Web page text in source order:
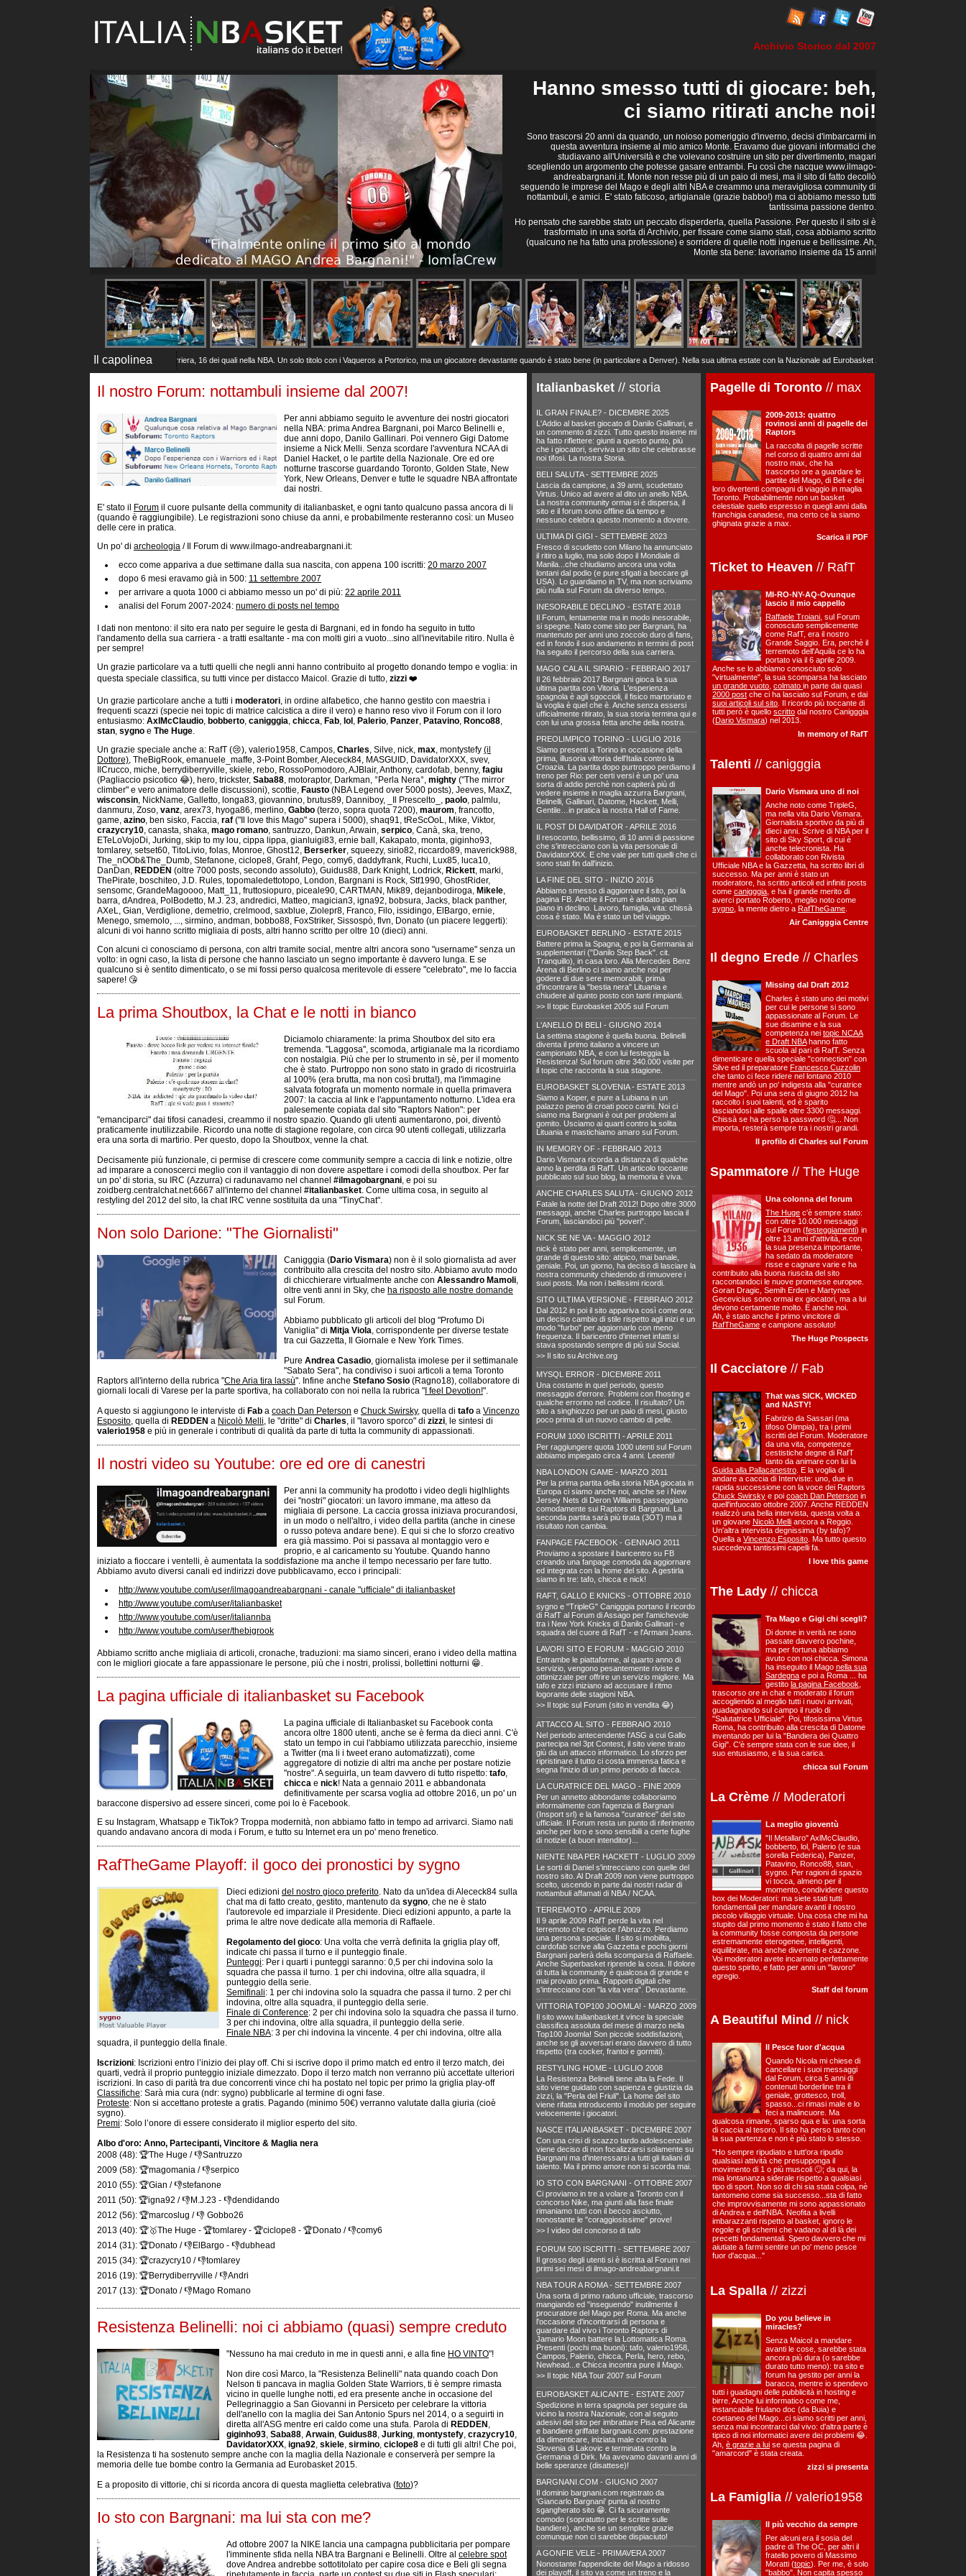
Archivio Storico dal 2007
Hanno smesso tutti di giocare: beh,
ci siamo ritirati anche noi!
Sono trascorsi 20 anni da quando, un noioso pomeriggio d'inverno, decisi d'imbarcarmi in
questa avventura insieme al mio amico Monte. Eravamo due giovani informatici che
studiavano all'Università e che volevano costruire un sito per divertimento, magari
scegliendo un argomento che potesse gasare entrambi. Fu così che nacque www.ilmago-
andreabargnani.it. Monte non resse più di un paio di mesi, ma il sito di fatto decollò
seguendo le imprese del Mago e degli altri NBA e creammo una meravigliosa community di
nottambuli, e amici. E' stato faticoso, artigianale (grazie babbo!) ma ci abbiamo messo tutti
tantissima passione dentro.
Ho pensato che sarebbe stato un peccato disperderla, quella Passione. Per questo il sito si è
trasformato in una sorta di Archivio, per fissare come siamo stati, cosa abbiamo scritto
(qualcuno ne ha fatto una professione) e sorridere di quelle notti ingenue e bellissime. Ah,
Monte sta bene: lavoriamo insieme da 15 anni!
Il capolinea
20 anni di carriera, 16 dei quali nella NBA. Un solo titolo con i Vaqueros a Portorico, ma un giocatore devastante quando è stato bene (in particolare a Denver). Nella sua ultima estate con la Nazionale ad Eurobasket 2025, a 37 anni ha dato tutto
Il nostro Forum: nottambuli insieme dal 2007!
Per anni abbiamo seguito le avventure dei nostri giocatori
nella NBA: prima Andrea Bargnani, poi Marco Belinelli e,
due anni dopo, Danilo Gallinari. Poi vennero Gigi Datome
insieme a Nick Melli. Senza scordare l'avventura NCAA di
Daniel Hacket, o le partite della Nazionale. Ore ed ore
notturne trascorse guardando Toronto, Golden State, New
York, New Orleans, Denver e tutte le squadre NBA affrontate
dai nostri.
E' stato il
Forum il cuore pulsante della community di italianbasket, e ogni tanto qualcuno passa ancora di li
(quando è raggiungibile). Le registrazioni sono chiuse da anni, e probabilmente resteranno così: un Museo
delle cere in pratica.
Un po' di archeologia / Il Forum di www.ilmago-andreabargnani.it:
ecco come appariva a due settimane dalla sua nascita, con appena 100 iscritti: 20 marzo 2007
dopo 6 mesi eravamo già in 500: 11 settembre 2007
per arrivare a quota 1000 ci abbiamo messo un po' di più: 22 aprile 2011
analisi del Forum 2007-2024: numero di posts nel tempo
I dati non mentono: il sito era nato per seguire le gesta di Bargnani, ed in fondo ha seguito in tutto
l'andamento della sua carriera - a tratti esaltante - ma con molti giri a vuoto...sino all'inevitabile ritiro. Nulla è
per sempre!
Un grazie particolare va a tutti quelli che negli anni hanno contribuito al progetto donando tempo e voglia: in
questa speciale classifica, su tutti vince per distacco Maicol. Grazie di tutto, zizzi ❤️
Un grazie particolare anche a tutti i moderatori, in ordine alfabetico, che hanno gestito con maestria i
frequenti scazzi (specie nei topic di matrice calcistica a dire il vero) e hanno reso vivo il Forum con il loro
entusiasmo: AxlMcClaudio, bobberto, canigggia, chicca, Fab, lol , Palerio, Panzer, Patavino, Ronco88,
stan, sygno e The Huge.
Un grazie speciale anche a: RafT (😢), valerio1958, Campos, Charles, Silve, nick, max, montystefy (il
Dottore), TheBigRook, emanuele_maffe, 3-Point Bomber, Alececk84, MASGUID, DavidatorXXX, svev,
IlCrucco, miche, berrydiberryville, skiele, rebo, RossoPomodoro, AJBlair, Anthony, cardofab, benny, fagiu
(Pagliaccio psicotico 😂), hero, trickster, Saba88, motoraptor, Darkman, °Perla Nera°, mighty ("The mirror
climber" e vero animatore delle discussioni), scottie, Fausto (NBA Legend over 5000 posts), Jeeves, MaxZ,
wisconsin, NickName, Galletto, longa83, giovannino, brutus89, Danniboy, _Il Prescelto_, paolo, palmlu,
danmuru, Zoso, vanz, arex73, hyoga86, merlino, Gabbo (terzo, sopra quota 7200), maurom, francotto,
game, azino, ben sisko, Faccia, raf ("Il love this Mago" supera i 5000), shaq91, tReScOoL, Mike, Viktor,
crazycry10, canasta, shaka, mago romano, santruzzo, Dankun, Arwain, serpico, Canà, ska, treno,
ETeLoVojoDi, Jurking, skip to my lou, cippa lippa, gianluigi83, ernie ball, Kakapato, monta, giginho93,
tomlarey, setset60, TitoLivio, folas, Monroe, Ghost12, Berserker, squeezy, sirio82, riccardo89, maverick988,
The_nOOb&The_Dumb, Stefanone, ciclope8, Grahf, Pego, comy6, daddyfrank, Ruchi, Lux85, luca10,
DanDan, REDDEN (oltre 7000 posts, secondo assoluto), Guidus88, Dark Knight, Lodrick, Rickett, marki,
ThePirate, boschiteo, J.D. Rules, topomaledettotopo, London, Bargnani is Rock, Stf1990, GhostRider,
sensomc, GrandeMagoooo, Matt_11, fruttosiopuro, piceale90, CARTMAN, Mik89, dejanbodiroga, Mikele,
barra, dAndrea, PolBodetto, M.J. 23, andredici, Matteo, magician3, igna92, bobsura, Jacks, black panther,
AXeL, Gian, Verdiglione, demetrio, crelmood, saxblue, Ziolepr8, Franco, Filo, issidingo, ElBargo, ernie,
Menego, smemolo, ..., sirmino, andman, bobbo88, FoxStriker, Sissospò, flvn, Donato (un piacere leggerti):
alcuni di voi hanno scritto migliaia di posts, altri hanno scritto per oltre 10 (dieci) anni.
Con alcuni ci conosciamo di persona, con altri tramite social, mentre altri ancora sono "username" senza un
volto: in ogni caso, la lista di persone che hanno lasciato un segno importante è davvero lunga. E se
qualcuno si è sentito dimenticato, o se mi fossi perso qualcosa meritevole di essere "celebrato", me lo faccia
sapere! 😘
La prima Shoutbox, la Chat e le notti in bianco
Diciamolo chiaramente: la prima Shoutbox del sito era
tremenda. "Laggosa", scomoda, artigianale ma la ricordiamo
con nostalgia. Più che per lo strumento in sè, per il momento
che è stato. Purtroppo non sono stato in grado di ricostruirla
al 100% (era brutta, ma non così brutta!), ma l'immagine
salvata fotografa un momento normale in quella primavera
2007: la caccia al link e l'appuntamento notturno. L'idea era
palesemente copiata dal sito "Raptors Nation": per
"emanciparci" dai tifosi canadesi, creammo il nostro spazio. Quando gli utenti aumentarono, poi, diventò
praticamente inutilizzabile. Ricordo una notte di stagione regolare, con circa 90 utenti collegati, utilizzarla
era una sorta di martirio. Per questo, dopo la Shoutbox, venne la chat.
Decisamente più funzionale, ci permise di crescere come community sempre a caccia di link e notizie, oltre
ad imparare a conoscerci meglio con il vantaggio di non dovere aspettare i comodi della shoutbox. Per far
un po' di storia, su IRC (Azzurra) ci radunavamo nel channel #ilmagobargnani, e poi su
zoidberg.centralchat.net:6667 all'interno del channel #italianbasket. Come ultima cosa, in seguito al
restyling del 2012 del sito, la chat IRC venne sostituita da una "TinyChat".
Non solo Darione: "The Giornalisti"
Canigggia (Dario Vismara) non è il solo giornalista ad aver
contribuito alla crescita del nostro sito. Abbiamo avuto modo
di chicchierare virtualmente anche con Alessandro Mamoli,
oltre venti anni in Sky, che ha risposto alle nostre domande
sul Forum.
Abbiamo pubblicato gli articoli del blog "Profumo Di
Vaniglia" di Mitja Viola, corrispondente per diverse testate
tra cui Gazzetta, Il Giornale e New York Times.
Pure Andrea Casadio, giornalista imolese per il settimanale
"Sabato Sera", ha condiviso i suoi articoli a tema Toronto
Raptors all'interno della rubrica "Che Aria tira lassù". Infine anche Stefano Sosio (Ragno18), collaboratore di
giornali locali di Varese per la parte sportiva, ha collaborato con noi nella la rubrica " I feel Devotion!".
A questo si aggiungono le interviste di Fab a coach Dan Peterson e Chuck Swirsky, quella di tafo a Vincenzo
Esposito, quella di REDDEN a Nicolò Melli, le "dritte" di Charles, il "lavoro sporco" di zizzi, le sintesi di
valerio1958 e più in generale i contributi di qualità da parte di tutta la community di appassionati.
Il nostri video su Youtube: ore ed ore di canestri
Per anni la community ha prodotto i video degli higlhlights
dei "nostri" giocatori: un lavoro immane, ma atteso da
migliaia di persone. La caccia grossa iniziava procurandosi,
in un modo o nell'altro, i video della partita (anche in cinese
o russo poteva andare bene). E qui si che lo sforzo creativo
era già massimo. Poi si passava al montaggio vero e
proprio, e al caricamento su Youtube. Quando hanno
iniziato a fioccare i ventelli, è aumentata la soddisfazione ma anche il tempo necessario per fare tutto.
Abbiamo avuto diversi canali ed indirizzi dove pubblicavamo, ecco i principali:
http://www.youtube.com/user/ilmagoandreabargnani - canale "ufficiale" di italianbasket
http://www.youtube.com/user/italianbasket
http://www.youtube.com/user/italiannba
http://www.youtube.com/user/thebigrook
Abbiamo scritto anche migliaia di articoli, cronache, traduzioni: ma siamo sinceri, erano i video della mattina
con le migliori giocate a fare appassionare le persone, più che i nostri, prolissi, bollettini notturni 😁.
La pagina ufficiale di italianbasket su Facebook
La pagina ufficiale di Italianbasket su Facebook conta
ancora oltre 1800 utenti, anche se è ferma da dieci anni. C'è
stato un tempo in cui l'abbiamo utilizzata parecchio, insieme
a Twitter (ma li i tweet erano automatizzati), come
aggregatore di notizie di altri ma anche per postare notizie
"nostre". A seguirla, un team davvero di tutto rispetto: tafo,
chicca e nick! Nata a gennaio 2011 e abbandonata
definitivamente per scarsa voglia ad ottobre 2016, un po' un
baraccone dispersivo ad essere sinceri, come poi lo è Facebook.
E su Instagram, Whatsapp e TikTok? Troppa modernità, non abbiamo fatto in tempo ad arrivarci. Siamo nati
quando andavano ancora di moda i Forum, e tutto su Internet era un po' meno frenetico.
RafTheGame Playoff: il goco dei pronostici by sygno
Dieci edizioni del nostro gioco preferito. Nato da un'idea di Alececk84 sulla
chat ma di fatto creato, gestito, mantenuto da sygno, che ne è stato
l'autorevole ed imparziale il Presidente. Dieci edizioni appunto, a parte la
prima le altre nove dedicate alla memoria di Raffaele.
Regolamento del gioco: Una volta che verrà definita la griglia play off,
indicate chi passa il turno e il punteggio finale.
Punteggi: Per i quarti i punteggi saranno: 0,5 per chi indovina solo la
squadra che passa il turno. 1 per chi indovina, oltre alla squadra, il
punteggio della serie.
Semifinali: 1 per chi indovina solo la squadra che passa il turno. 2 per chi
indovina, oltre alla squadra, il punteggio della serie.
Finale di Conference: 2 per chi indovina solo la squadra che passa il turno.
3 per chi indovina, oltre alla squadra, il punteggio della serie.
Finale NBA: 3 per chi indovina la vincente. 4 per chi indovina, oltre alla
squadra, il punteggio della finale.
Iscrizioni: Iscrizioni entro l’inizio dei play off. Chi si iscrive dopo il primo match ed entro il terzo match, dei
quarti, vedrà il proprio punteggio iniziale dimezzato. Dopo il terzo match non verranno più accettate ulteriori
iscrizioni. In caso di parità tra due concorrenti vince chi ha postato nel topic per primo la griglia play-off
Classifiche: Sarà mia cura (ndr: sygno) pubblicarle al termine di ogni fase.
Proteste: Non si accettano proteste a gratis. Pagando (minimo 50€) verranno valutate dalla giuria (cioè
sygno).
Premi: Solo l’onore di essere considerato il miglior esperto del sito.
Albo d'oro: Anno, Partecipanti, Vincitore & Maglia nera
2008 (48): 🏆The Huge / 👎Santruzzo
2009 (58): 🏆magomania / 👎serpico
2010 (55): 🏆Gian / 👎stefanone
2011 (50): 🏆igna92 / 👎M.J.23 - 👎dendidando
2012 (56): 🏆marcoslug / 👎 Gobbo26
2013 (40): 🏆🥇The Huge - 🏆tomlarey - 🏆ciclope8 - 🏆Donato / 👎comy6
2014 (31): 🏆Donato / 👎ElBargo - 👎dubhead
2015 (34): 🏆crazycry10 / 👎tomlarey
2016 (19): 🏆Berrydiberryville / 👎Andri
2017 (13): 🏆Donato / 👎Mago Romano
Resistenza Belinelli: noi ci abbiamo (quasi) sempre creduto
"Nessuno ha mai creduto in me in questi anni, e alla fine HO VINTO"!
Non dire così Marco, la "Resistenza Belinelli" nata quando coach Don
Nelson ti pancava in maglia Golden State Warriors, ti è sempre rimasta
vicino in quelle lunghe notti, ed era presente anche in occasione del
Pellegrinaggio a San Giovanni in Persiceto per celebrare la vittoria
dell'anello con la maglia dei San Antonio Spurs nel 2014, o a seguirti in
diretta all'ASG mentre eri caldo come una stufa. Parola di REDDEN ,
giginho93, Saba88, Arwain, Guidus88, Jurking, montystefy, crazycry10,
DavidatorXXX, igna92, skiele, sirmino, ciclope8 e di tutti gli altri! Che poi,
la Resistenza ti ha sostenuto sempre anche con la maglia della Nazionale e conserverà per sempre la
memoria delle tue bombe contro la Germania ad Eurobasket 2015.
E a proposito di vittorie, chi si ricorda ancora di questa maglietta celebrativa (foto)?
Io sto con Bargnani: ma lui sta con me?
Ad ottobre 2007 la NIKE lancia una campagna pubblicitaria per pompare
l'imminente sfida nella NBA tra Bargnani e Belinelli. Oltre al celebre spot
dove Andrea andrebbe sottotitolato per capire cosa dice e Beli gli segna
Italianbasket // storia
IL GRAN FINALE? - DICEMBRE 2025
L'Addio al basket giocato di Danilo Gallinari, e
un commento di zizzi. Tutto questo insieme mi
ha fatto riflettere: giunti a questo punto, più
che i giocatori, serviva un sito che celebrasse
noi tifosi. La nostra Storia.
BELI SALUTA - SETTEMBRE 2025
Lascia da campione, a 39 anni, scudettato
Virtus. Unico ad avere al dito un anello NBA.
La nostra community ormai si è dispersa, il
sito e il forum sono offline da tempo e
nessuno celebra questo momento a dovere.
ULTIMA DI GIGI - SETTEMBRE 2023
Fresco di scudetto con Milano ha annunciato
il ritiro a luglio, ma solo dopo il Mondiale di
Manila...che chiudiamo ancora una volta
lontani dal podio (e pure sfigati a beccare gli
USA). Lo guardiamo in TV, ma non scriviamo
più nulla sul Forum da diverso tempo.
INESORABILE DECLINO - ESTATE 2018
Il Forum, lentamente ma in modo inesorabile,
si spegne. Nato come sito per Bargnani, ha
mantenuto per anni uno zoccolo duro di fans,
ed in fondo il suo andamento in termini di post
ha seguito il percorso della sua carriera.
MAGO CALA IL SIPARIO - FEBBRAIO 2017
Il 26 febbraio 2017 Bargnani gioca la sua
ultima partita con Vitoria. L'esperienza
spagnola è agli sgoccioli, il fisico martoriato e
la voglia è quel che è. Anche senza essersi
ufficialmente ritirato, la sua storia termina qui e
con lui una grossa fetta anche della nostra.
PREOLIMPICO TORINO - LUGLIO 2016
Siamo presenti a Torino in occasione della
prima, illusoria vittoria dell'Italia contro la
Croazia. La partita dopo purtroppo perdiamo il
treno per Rio: per certi versi è un po' una
sorta di addio perchè non capiterà più di
vedere insieme in maglia azzurra Bargnani,
Belinelli, Gallinari, Datome, Hackett, Melli,
Gentile…in pratica la nostra Hall of Fame.
IL POST DI DAVIDATOR - APRILE 2016
Il resoconto, bellissimo, di 10 anni di passione
che s'intrecciano con la vita personale di
DavidatorXXX. E che vale per tutti quelli che ci
sono stati fin dall'inizio.
LA FINE DEL SITO - INIZIO 2016
Abbiamo smesso di aggiornare il sito, poi la
pagina FB. Anche il Forum è andato pian
piano in declino. Lavoro, famiglia, vita: chissà
cosa è stato. Ma è stato un bel viaggio.
EUROBASKET BERLINO - ESTATE 2015
Battere prima la Spagna, e poi la Germania ai
supplementari ("Danilo Step Back". cit.
Tranquillo), in casa loro. Alla Mercedes Benz
Arena di Berlino ci siamo anche noi per
godere di due sere memorabili, prima
d'incontrare la "bestia nera" Lituania e
chiudere al quinto posto con tanti rimpianti.
>> Il topic Eurobasket 2005 sul Forum
L'ANELLO DI BELI - GIUGNO 2014
La settima stagione è quella buona. Belinelli
diventa il primo italiano a vincere un
campionato NBA, e con lui festeggia la
Resistenza! Sul forum oltre 340.000 visite per
il topic che racconta la sua stagione.
EUROBASKET SLOVENIA - ESTATE 2013
Siamo a Koper, e pure a Lubiana in un
palazzo pieno di croati poco carini. Noi ci
siamo ma Bargnani è out per problemi al
gomito. Usciamo ai quarti contro la solita
Lituania e mastichiamo amaro sul Forum.
IN MEMORY OF - FEBBRAIO 2013
Dario Vismara ricorda a distanza di qualche
anno la perdita di RafT. Un articolo toccante
pubblicato sul suo blog, la memoria è viva.
ANCHE CHARLES SALUTA - GIUGNO 2012
Fatale la notte del Draft 2012! Dopo oltre 3000
messaggi, anche Charles purtroppo lascia il
Forum, lasciandoci più "poveri".
NICK SE NE VA - MAGGIO 2012
nick è stato per anni, semplicemente, un
grande di questo sito: atipico, mai banale,
geniale. Poi, un giorno, ha deciso di lasciare la
nostra community chiedendo di rimuovere i
suoi posts. Ma non i bellissimi ricordi.
SITO ULTIMA VERSIONE - FEBBRAIO 2012
Dal 2012 in poi il sito appariva così come ora:
un deciso cambio di stile rispetto agli inizi e un
modo "furbo" per aggiornarlo con meno
frequenza. Il baricentro d'internet infatti si
stava spostando sempre di più sui Social.
>> Il sito su Archive.org
MYSQL ERROR - DICEMBRE 2011
Una costante in quel periodo, questo
messaggio d'errore. Problemi con l'hosting e
qualche errorino nel codice. Il risultato? Un
sito a singhiozzo per un paio di mesi, giusto
poco prima di un nuovo cambio di pelle.
FORUM 1000 ISCRITTI - APRILE 2011
Per raggiungere quota 1000 utenti sul Forum
abbiamo impiegato circa 4 anni. Leeenti!
NBA LONDON GAME - MARZO 2011
Per la prima partita della storia NBA giocata in
Europa ci siamo anche noi, anche se i New
Jersey Nets di Deron Williams passeggiano
comodamente sui Raptors di Bargnani. La
seconda partita sarà più tirata (3OT) ma il
risultato non cambia.
FANPAGE FACEBOOK - GENNAIO 2011
Proviamo a spostare il baricentro su FB
creando una fanpage comoda da aggiornare
ed integrata con la home del sito. A gestirla
siamo in tre: tafo, chicca e nick!
RAFT, GALLO E KNICKS - OTTOBRE 2010
sygno e "TripleG" Canigggia portano il ricordo
di RafT al Forum di Assago per l'amichevole
tra i New York Knicks di Danilo Gallinari - e
squadra del cuore di RafT - e l'Armani Jeans.
LAVORI SITO E FORUM - MAGGIO 2010
Entrambe le piattaforme, al quarto anno di
servizio, vengono pesantemente riviste e
ottimizzate per offrire un servizio migliore. Ma
tafo e zizzi iniziano ad accusare il ritmo
logorante delle stagioni NBA.
>> Il topic sul Forum (sito in vendita 😂)
ATTACCO AL SITO - FEBBRAIO 2010
Nel periodo antecendente l'ASG a cui Gallo
partecipa nel 3pt Contest, il sito viene tirato
giù da un attacco informatico. Lo sforzo per
ripristinare il tutto ci costa immensa fatica e
segna l'inizio di un primo periodo di fiacca.
LA CURATRICE DEL MAGO - FINE 2009
Per un annetto abbondante collaboriamo
informalmente con l'agenzia di Bargnani
(Insport srl) e la famosa "curatrice" del sito
ufficiale. Il Forum resta un punto di riferimento
anche per loro e sono sensibili a certe fughe
di notizie (a buon intenditor)...
NIENTE NBA PER HACKETT - LUGLIO 2009
Le sorti di Daniel s'intrecciano con quelle del
nostro sito. Al Draft 2009 non viene purtroppo
scelto, uscendo in parte dai nostri radar di
nottambuli affamati di NBA / NCAA.
TERREMOTO - APRILE 2009
Il 9 aprile 2009 RafT perde la vita nel
terremoto che colpisce l'Abruzzo. Perdiamo
una persona speciale. Il sito si mobilita,
cardofab scrive alla Gazzetta e pochi giorni
Bargnani parlerà della scomparsa di Raffaele.
Anche Superbasket riprende la cosa. Il dolore
di tutta la community è qualcosa di grande e
mai provato prima. Rapporti digitali che
s'intrecciano con "la vita vera". Devastante.
VITTORIA TOP100 JOOMLA! - MARZO 2009
Il sito www.italianbasket.it vince la speciale
classifica assoluta del mese di marzo nella
Top100 Joomla! Son piccole soddisfazioni,
anche se gli avversari erano davvero di tutto
rispetto (tra cocker, frantoi e gormiti).
RESTYLING HOME - LUGLIO 2008
La Resistenza Belinelli tiene alta la Fede. Il
sito viene guidato con sapienza e giustizia da
zizzi, la "Perla del Friuli". La home del sito
viene rifatta introducento il modulo per seguire
velocemente i giocatori.
NASCE ITALIANBASKET - DICEMBRE 2007
Con una crisi di scazzo tardo adolescenziale
viene deciso di non focalizzarsi solamente su
Bargnani ma d'interessarsi a tutti gli italiani di
talento. Ma il primo amore non si scorda mai.
IO STO CON BARGNANI - OTTOBRE 2007
Ci proviamo in tre a volare a Toronto con il
concorso Nike, ma giunti alla fase finale
rimaniamo tutti con il becco asciutto,
nonostante le "coraggiosissime" prove!
>> I video del concorso di tafo
FORUM 500 ISCRITTI - SETTEMBRE 2007
Il grosso degli utenti si è iscritta al Forum nei
primi sei mesi di ilmago-andreabargnani.it
NBA TOUR A ROMA - SETTEMBRE 2007
Una sorta di primo raduno ufficiale, trascorso
mangiando ed "inseguendo" inutilmente il
procuratore del Mago per Roma. Ma anche
l'occasione d'incontrarsi di persona e
guardare dal vivo i Toronto Raptors di
Jamario Moon battere la Lottomatica Roma.
Presenti (pochi ma buoni): tafo, valerio1958,
Campos, Palerio, chicca, Perla, hero, rebo,
Newhead...e Chicca incontra pure il Mago.
>> Il topic NBA Tour 2007 sul Forum
EUROBASKET ALICANTE - ESTATE 2007
Spedizione in terra spagnola per seguire da
vicino la nostra Nazionale, con al seguito
adesivi del sito per imbrattare Pisa ed Alicante
e bandiere griffate bargnani.com: prestazione
da dimenticare, iniziata male contro la
Slovenia di Lakovic e terminata contro la
Germania di Dirk. Ma avevamo davanti anni di
belle speranze (disattese)!
BARGNANI.COM - GIUGNO 2007
Il dominio bargnani.com registrato da
'Giancarlo Bargnani' punta al nostro
sgangherato sito 😁. Ci fa sicuramente
comodo (sopratutto per le scritte sulle
bandiere), anche se un semplice grazie
comunque non ci sarebbe dispiaciuto!
A GONFIE VELE - PRIMAVERA 2007
Nonostante l'appendicite del Mago a ridosso
dei playoff, il sito va come un treno e la
Pagelle di Toronto // max
2009-2013: quattro
rovinosi anni di pagelle dei
Raptors
La raccolta di pagelle scritte
nel corso di quattro anni dal
nostro max, che ha
trascorso ore a guardare le
partite del Mago, di Beli e dei
loro divertenti compagni di viaggio in maglia
Toronto. Probabilmente non un basket
celestiale quello espresso in quegli anni dalla
franchigia canadese, ma certo ce la siamo
ghignata grazie a max.
Scarica il PDF
Ticket to Heaven // RafT
MI-RO-NY-AQ-Ovunque
lascio il mio cappello
Raffaele Troiani , sul Forum
conosciuto semplicemente
come RafT, era il nostro
Grande Saggio. Era, perchè il
terremoto dell'Aquila ce lo ha
portato via il 6 aprile 2009.
Anche se lo abbiamo conosciuto solo
"virtualmente", la sua scomparsa ha lasciato
un grande vuoto colmato in parte dai quasi
2000 post che ci ha lasciato sul Forum, e dai
suoi articoli sul sito . Il ricordo più toccante di
tutti però è quello scritto dal nostro Canigggia
(Dario Vismara) nel 2013.
In memory of RafT
Talenti // canigggia
Dario Vismara uno di noi
Anche noto come TripleG,
ma nella vita Dario Vismara.
Giornalista sportivo da più di
dieci anni. Scrive di NBA per il
sito di Sky Sport, di cui è
anche telecronista. Ha
collaborato con Rivista
Ufficiale NBA e la Gazzetta, ha scritto libri di
successo. Ma per anni è stato un
moderatore, ha scritto articoli ed infiniti posts
come canigggia , e ha il grande merito di
averci portato Roberto, meglio noto come
sygno , la mente dietro a RafTheGame
Air Canigggia Centre
Il degno Erede // Charles
Missing dal Draft 2012
Charles è stato uno dei motivi
per cui le persone si sono
appassionate al Forum. Le
sue disamine e la sua
competenza nei topic NCAA
e Draft NBAhanno fatto
scuola al pari di RafT. Senza
dimenticare quella speciale "connection" con
Silve ed il preparatore Francesco Cuzzolin
che tanto ci fece ridere nel lontano 2010
mentre andò un po' indigesta alla "curatrice
del Mago". Poi una sera di giugno 2012 ha
raccolto i suoi talenti, ed è sparito
lasciandosi alle spalle oltre 3300 messaggi.
Chissà se ha perso la password 🤔... Non
importa, resterà sempre tra i nostri grandi.
Il profilo di Charles sul Forum
Spammatore // The Huge
Una colonna del forum
The Huge c'è sempre stato:
con oltre 10.000 messaggi
sul Forum (festeggiamenti) in
oltre 13 anni d'attività, e con
la sua presenza importante,
ha sedato da moderatore
risse e cagnare varie e ha
contribuito alla buona riuscita del sito
raccontandoci le nuove promesse europee.
Goran Dragic, Semih Erden e Martynas
Gecevicius sono ormai ex giocatori, ma a lui
devono certamente molto. E anche noi.
Ah, è stato anche il primo vincitore di
RafTheGame e campione assoluto!
The Huge Prospects
Il Cacciatore // Fab
That was SICK, WICKED
and NASTY!
Fabrizio da Sassari (ma
tifoso Olimpia), tra i primi
iscritti del Forum. Moderatore
da una vita, competenze
cestistiche degne di RafT
tanto da animare con lui la
Guida alla Pallacanestro . E la voglia di
andare a caccia di Interviste: uno, due in
rapida successione con la voce dei Raptors
Chuck Swirsky e poi coach Dan Peterson in
quell'infuocato ottobre 2007. Anche REDDEN
realizzò una bella intervista, questa volta a
un giovane Nicolò Melli ancora a Reggio.
Un'altra intervista degnissima (by tafo)?
Quella a Vincenzo Esposito . Ma tutto questo
succedeva tantissimi capelli fa.
I love this game
The Lady // chicca
Tra Mago e Gigi chi scegli?
Di donne in verità ne sono
passate davvero pochine,
ma per fortuna abbiamo
avuto con noi chicca. Simona
ha inseguito il Mago nella sua
Sardegna e poi a Roma ... ha
gestito la pagina Facebook
trascorso ore in chat e moderato il forum
accogliendo al meglio tutti i nuovi arrivati,
guadagnando sul campo il ruolo di
"Salutatrice Ufficiale". Poi, tifosissima Virtus
Roma, ha contribuito alla crescita di Datome
inventando per lui la "Bandiera dei Quattro
Gigi". C'è sempre stata con le sue idee, il
suo entusiasmo, e la sua carica.
chicca sul Forum
La Crème // Moderatori
La meglio gioventù
"Il Metallaro" AxlMcClaudio,
bobberto, lol, Palerio (e sua
sorella Federica), Panzer,
Patavino, Ronco88, stan,
sygno. Per ragioni di spazio
vi tocca, almeno per il
momento, condividere questo
box dei Moderatori: ma siete stati tutti
fondamentali per mandare avanti il nostro
piccolo villaggio virtuale. Una cosa che mi ha
stupito dal primo momento è stato il fatto che
la community fosse composta da persone
estremamente eterogenee, intelligenti,
equilibrate, ma anche divertenti e cazzone.
Voi moderatori avete incarnato perfettamente
questo spirito, e fatto per anni un "lavoro"
egregio.
Staff del forum
A Beautiful Mind // nick
Il Pesce fuor d'acqua
Quando Nicola mi chiese di
cancellare i suoi messaggi
dal Forum, circa 5 anni di
contenuti borderline tra il
geniale, grottesco, troll,
spasso...ci rimasi male e lo
feci a malincuore. Ma
qualcosa rimane, sparso qua e la: una sorta
di caccia al tesoro. Il sito ha perso tanto con
la sua partenza e non è più stato lo stesso.
"Ho sempre ripudiato e tutt'ora ripudio
qualsiasi attività che presupponga il
movimento di 1 o più muscoli 🙄; da qui, la
mia lontananza siderale rispetto a qualsiasi
tipo di sport. Non so di chi sia stata colpa, nè
tantomeno come sia successo...sta di fatto
che improvvisamente mi sono appassionato
di Andrea e dell'NBA. Neofita a livelli
imbarazzanti rispetto al basket, ignoro le
regole e gli schemi che vadano al di là dei
precetti fondamentali. Spero davvero che mi
aiutiate a farmi sentire un po' meno pesce
fuor d'acqua..."
La Spalla // zizzi
Do you believe in
miracles?
Senza Maicol a mandare
avanti le cose, sarebbe stata
ancora più dura (o sarebbe
durato tutto meno): tra sito e
forum ha gestito per anni la
baracca, mentre io spendevo
tutti i guadagni delle pubblicità in hosting e
birre. Anche lui informatico come me,
instancabile friulano doc (da Buia) e
coetaneo del Mago...ci siamo scritti per anni,
senza mai incontrarci dal vivo: d'altra parte è
tipico di noi informatici avere dei problemi 😂.
Ah, è grazie a lui se questa pagina di
"amarcord" è stata creata.
zizzi si presenta
La Famiglia // valerio1958
Il più vecchio da sempre
Per alcuni era il sosia del
padre di The OC, per altri il
fratello povero di Massimo
Moratti (topic). Per me, è solo
"babbo". Non capita spesso